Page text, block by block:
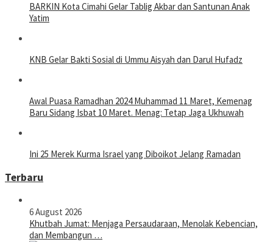
BARKIN Kota Cimahi Gelar Tablig Akbar dan Santunan Anak
Yatim
KNB Gelar Bakti Sosial di Ummu Aisyah dan Darul Hufadz
Awal Puasa Ramadhan 2024 Muhammad 11 Maret, Kemenag
Baru Sidang Isbat 10 Maret. Menag: Tetap Jaga Ukhuwah
Ini 25 Merek Kurma Israel yang Diboikot Jelang Ramadan
Terbaru
6 August 2026
Khutbah Jumat: Menjaga Persaudaraan, Menolak Kebencian,
dan Membangun …